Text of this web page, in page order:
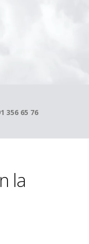
356 65 76
la